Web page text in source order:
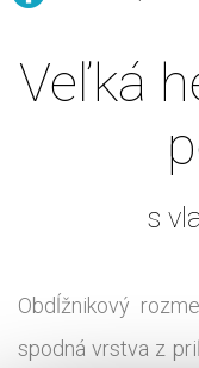
Veľká
s
Obdĺžnikový
spodná vrstva z